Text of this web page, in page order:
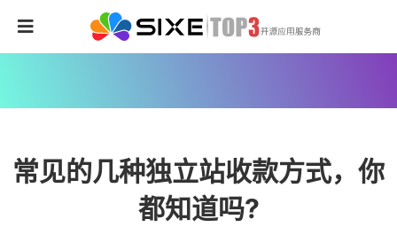
常见的几种独立站收款方式，你
都知道吗?